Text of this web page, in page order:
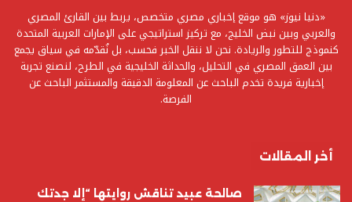
«دنيا نيوز» هو موقع إخباري مصري متخصص، يربط بين القارئ المصري
والعربي وبين نبض الخليج، مع تركيز استراتيجي على الإمارات العربية المتحدة
كنموذج للتطور والريادة. نحن لا ننقل الخبر فحسب، بل نُقدّمه في سياق يجمع
بين العمق المصري في التحليل، والحداثة الخليجية في الطرح، لنصنع تجربة
إخبارية فريدة تخدم الباحث عن المعلومة الدقيقة والمستثمر الباحث عن
الفرصة.
أخر المقالات
صالحة عبيد تناقش روايتها “إلا جدتك